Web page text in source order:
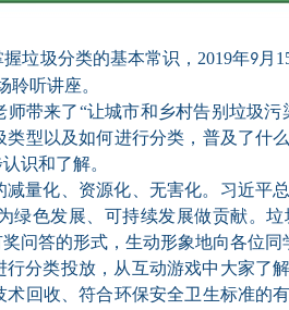
垃圾分类的基本常识 ， 2019年9月
聆听讲座。
师带来了“让城市和乡村告别垃圾污
型以及如何进行分类，普及了什
识和了解。
量化、资源化、无害化。习近平
绿色发展、可持续发展做贡献。
问答的形式，生动形象地向各位同
分类投放，从互动游戏中大家了
回收、符合环保安全卫生标准的